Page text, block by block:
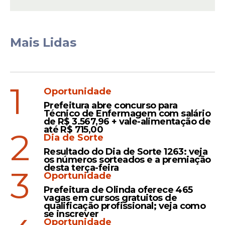
Pesquisa
Gasolina em João Pessoa
custa quase R$ 1,00 a
menos que em Recife
Veja Também
Mais Lidas
1
Oportunidade
Prefeitura abre concurso para
Técnico de Enfermagem com salário
de R$ 3.567,96 + vale-alimentação de
até R$ 715,00
2
Dia de Sorte
Resultado do Dia de Sorte 1263: veja
os números sorteados e a premiação
desta terça-feira
3
Oportunidade
Prefeitura de Olinda oferece 465
vagas em cursos gratuitos de
qualificação profissional; veja como
se inscrever
Oportunidade